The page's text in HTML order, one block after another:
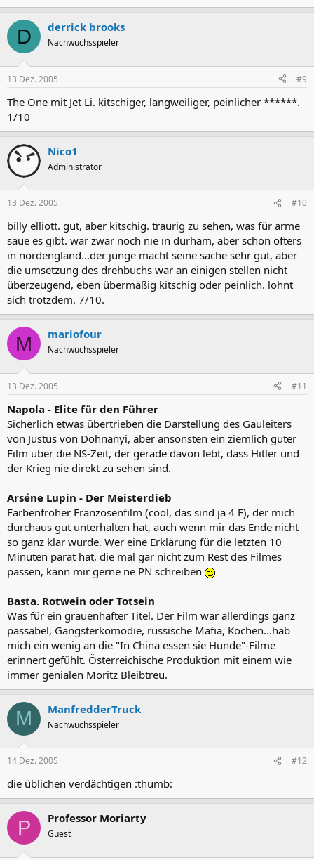
D derrick brooks
Nachwuchsspieler
13 Dez. 2005 #9
The One mit Jet Li. kitschiger, langweiliger, peinlicher ******.
1/10
Nico1
Administrator
13 Dez. 2005 #10
billy elliott. gut, aber kitschig. traurig zu sehen, was für arme
säue es gibt. war zwar noch nie in durham, aber schon öfters
in nordengland...der junge macht seine sache sehr gut, aber
die umsetzung des drehbuchs war an einigen stellen nicht
überzeugend, eben übermäßig kitschig oder peinlich. lohnt
sich trotzdem. 7/10.
M mariofour
Nachwuchsspieler
13 Dez. 2005 #11
Napola - Elite für den Führer
Sicherlich etwas übertrieben die Darstellung des Gauleiters
von Justus von Dohnanyi, aber ansonsten ein ziemlich guter
Film über die NS-Zeit, der gerade davon lebt, dass Hitler und
der Krieg nie direkt zu sehen sind.
Arséne Lupin - Der Meisterdieb
Farbenfroher Franzosenfilm (cool, das sind ja 4 F), der mich
durchaus gut unterhalten hat, auch wenn mir das Ende nicht
so ganz klar wurde. Wer eine Erklärung für die letzten 10
Minuten parat hat, die mal gar nicht zum Rest des Filmes
passen, kann mir gerne ne PN schreiben
Basta. Rotwein oder Totsein
Was für ein grauenhafter Titel. Der Film war allerdings ganz
passabel, Gangsterkomödie, russische Mafia, Kochen...hab
mich ein wenig an die "In China essen sie Hunde"-Filme
erinnert gefühlt. Österreichische Produktion mit einem wie
immer genialen Moritz Bleibtreu.
M ManfredderTruck
Nachwuchsspieler
14 Dez. 2005 #12
die üblichen verdächtigen :thumb:
P Professor Moriarty
Guest